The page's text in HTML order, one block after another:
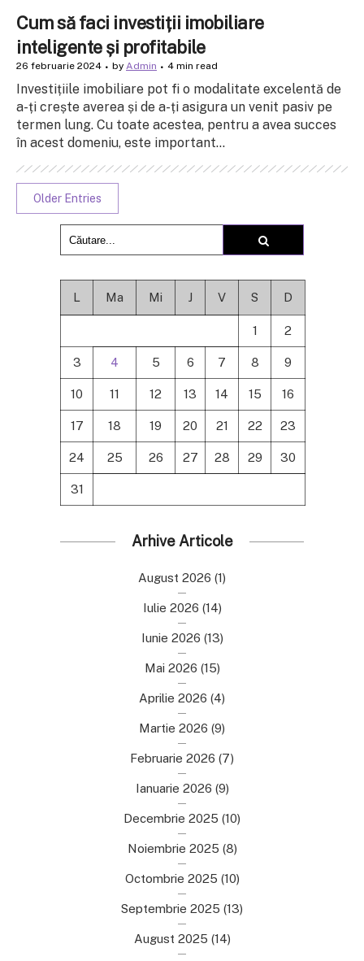
Cum să faci investiții imobiliare
inteligente și profitabile
26 februarie 2024 by Admin 4 min read
Investițiile imobiliare pot fi o modalitate excelentă de
a-ți crește averea și de a-ți asigura un venit pasiv pe
termen lung. Cu toate acestea, pentru a avea succes
în acest domeniu, este important...
Older Entries
L Ma Mi J V S D
1 2
3 4 5 6 7 8 9
10 11 12 13 14 15 16
17 18 19 20 21 22 23
24 25 26 27 28 29 30
31
Arhive Articole
August 2026 (1)
Iulie 2026 (14)
Iunie 2026 (13)
Mai 2026 (15)
Aprilie 2026 (4)
Martie 2026 (9)
Februarie 2026 (7)
Ianuarie 2026 (9)
Decembrie 2025 (10)
Noiembrie 2025 (8)
Octombrie 2025 (10)
Septembrie 2025 (13)
August 2025 (14)